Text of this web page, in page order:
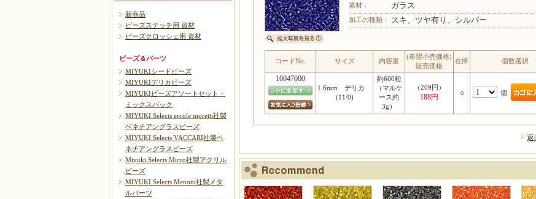
素材： ガラス
加工の種類： スキ、ツヤ有り、シルバー
コードNo. サイズ 内容量
(希望小売価格)
販売価格
在庫 個数選択
10047000
1.6mm デリカ
(11/0)
約600粒
（マルケ
ース約
3g）
（209円）
188円 ○ 個
返
新商品
ビーズステッチ用 資材
ビーズクロッシェ用 資材
ビーズ＆パーツ
MIYUKIシードビーズ
MIYUKIデリカビーズ
MIYUKIビーズアソートセット・
ミックスパック
MIYUKI Selects ercole moretti社製
ベネチアングラスビーズ
MIYUKI Selects VACCARI社製ベ
ネチアングラスビーズ
Miyuki Selects Micro社製アクリル
ビーズ
MIYUKI Selects Menoni社製メタ
ルパーツ